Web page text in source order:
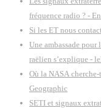
fréquence radio ? -
Si les ET nous
Une ambassade pour
raëlien s’explique -
Où la NASA
Geographic
SETI et signaux